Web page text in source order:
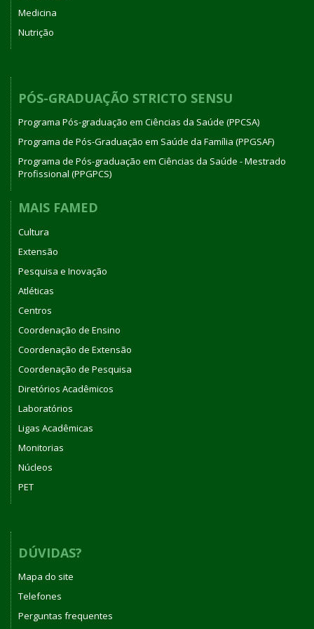
Medicina
Nutrição
PÓS-GRADUAÇÃO STRICTO SENSU
Programa Pós-graduação em Ciências da Saúde (PPCSA)
Programa de Pós-Graduação em Saúde da Família (PPGSAF)
Programa de Pós-graduação em Ciências da Saúde - Mestrado
Profissional (PPGPCS)
MAIS FAMED
Cultura
Extensão
Pesquisa e Inovação
Atléticas
Centros
Coordenação de Ensino
Coordenação de Extensão
Coordenação de Pesquisa
Diretórios Acadêmicos
Laboratórios
Ligas Acadêmicas
Monitorias
Núcleos
PET
DÚVIDAS?
Mapa do site
Telefones
Perguntas frequentes